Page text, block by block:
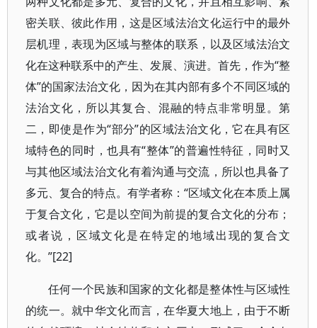
密关联、彼此作用，这是区域法治文化运行中的最外
层机理，表现为区域与整体的联系，以及区域法治文
化在这种联系中的产生、发展、演进。首先，作为“整
体”的国家法治文化，因为在其内部有多个不同区域的
法治文化，所以其复合、混融的特点非常明显。第
二，即使是作为“部分”的区域法治文化，它在具有区
域特色的同时，也具有“整体”的普遍性特征，同时又
与其他区域法治文化有着沟通与交流，所以也具备了
多元、复合的特点。有学者称：“区域文化在本质上属
于复合文化，它是以空间为前提的复合文化的分布；
或者说，区域文化是在特定的地域出现的复合文
化。”[22]
任何一个民族和国家的文化都是整体性与区域性
的统一。就中华文化而言，在华夏大地上，由于不断